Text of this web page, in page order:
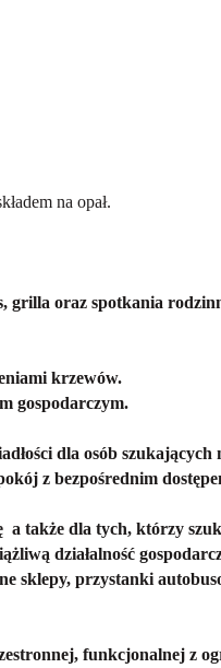
na opał.
grilla oraz spotkania
krzewów.
gospodarczym.
dla osób
z bezpośrednim
także dla tych, którzy
działalność
sklepy, przystanki
funkcjonalnej z